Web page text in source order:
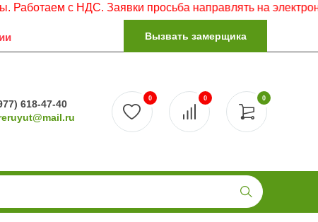
с НДС. Заявки просьба направлять на электронную
Вызвать замерщика
618-47-40
0
0 0